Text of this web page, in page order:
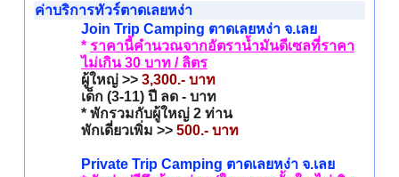
ค่าบริการทัวร์ตาดเลยหง่า
Join Trip Camping ตาดเลยหง่า จ.เลย
* ราคานี้คำนวณจากอัตราน้ำมันดีเซลที่ราคา
ไม่เกิน 30 บาท / ลิตร
ผู้ใหญ่ >> 3,300.- บาท
เด็ก (3-11) ปี ลด - บาท
* พักรวมกับผู้ใหญ่ 2 ท่าน
พักเดี่ยวเพิ่ม >> 500.- บาท
Private Trip Camping ตาดเลยหง่า จ.เลย